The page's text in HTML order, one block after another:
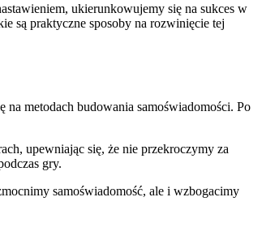
ukierunkowujemy się na sukces w
są praktyczne sposoby na rozwinięcie tej
metodach budowania samoświadomości. Po
upewniając się, że nie przekroczymy za
gry.
samoświadomość, ale i wzbogacimy